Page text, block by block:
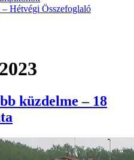
Hétvégi Összefoglaló
küzdelme – 18